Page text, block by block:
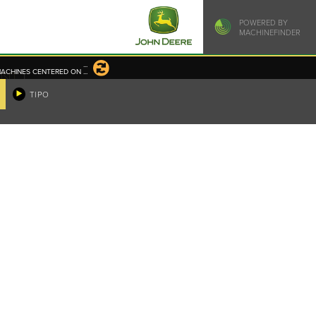
POWERED BY
MACHINEFINDER
...
CENTERED ON ...
TIPO
|
específico da Deere &